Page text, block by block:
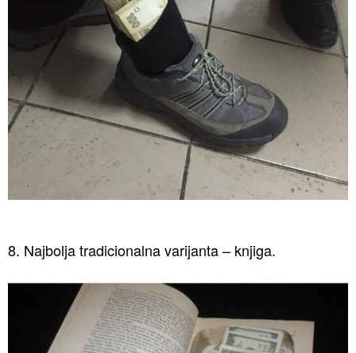
8. Najbolja tradicionalna varijanta – knjiga.